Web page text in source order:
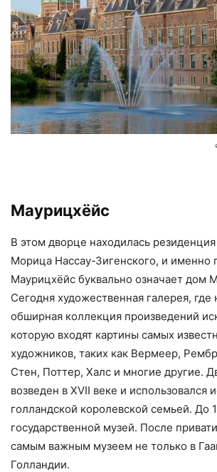
Маурицхёйс
В этом дворце находилась
Морица Нассау-Зигенского, и именно
Маурицхёйс буквально означает дом
Сегодня художественная галерея, где
обширная коллекция произведений
которую входят картины самых
художников, таких как Вермеер,
Стен, Поттер, Халс и многие другие.
возведен в XVII веке и использовался
голландской королевской семьей. До
государственной музей. После
самым важным музеем не только в
Голландии.